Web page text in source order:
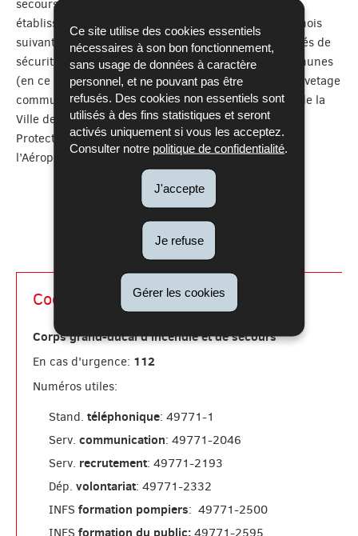
Ce site utilise des cookies essentiels
nécessaires à son bon fonctionnement,
sans usage de données à caractère
personnel, et ne pouvant pas être
refusés. Des cookies non essentiels sont
utilisés à des fins statistiques et seront
activés uniquement si vous les acceptez.
Consulter notre politique de confidentialité.
J'accepte
Je refuse
Gérer les cookies
secours au Grand-Duché de Luxembourg. Ce nouvel
établissement à créer englobera dès sa création, le mois
suivant le vote de la loi mentionnée, les responsabilités de
sécurité civile actuellement sous la charge des communes
(en ce qui concerne les services d’incendie et de sauvetage
communaux, voir aussi des ambulances pour le cas de la
Ville de Luxembourg), et de l’Etat (pour la partie «
Protection Civile », SAMU et Service d’Incendie de
l’Aéroport de Luxembourg).
Coordonnées
Corps grand-ducal d'incendie et de secours
En cas d'urgence: 112
Numéros utiles:
Stand. téléphonique: 49771-1
Serv. communication: 49771-2046
Serv. recrutement: 49771-2193
Dép. volontariat: 49771-2332
INFS formation pompiers: 49771-2500
INFS formation du public: 49771-2595